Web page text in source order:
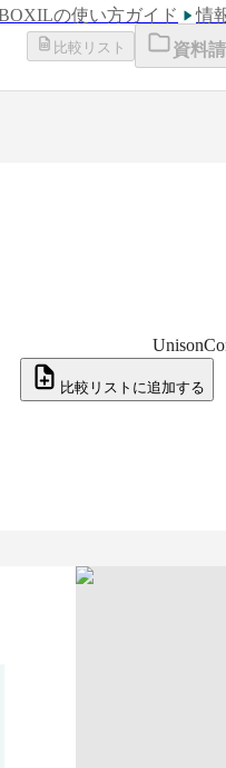
の使い方ガイド 情
比較リスト 資料
比較リストに追加する